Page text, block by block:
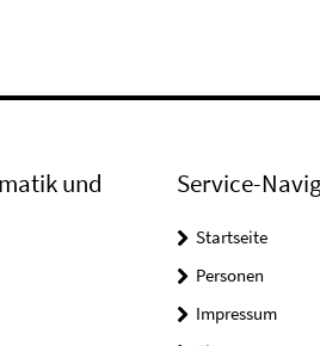
und
Service-
Startseite
Personen
Impressum